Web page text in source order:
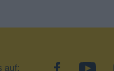
auf: facebookYouTube